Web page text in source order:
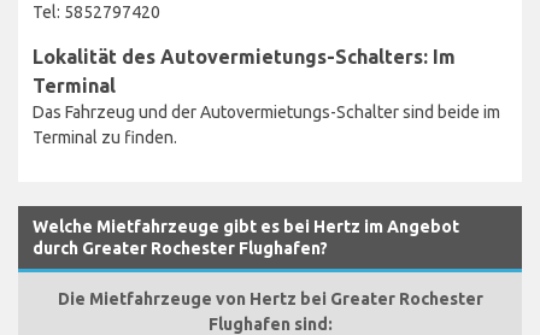
Tel: 5852797420
Lokalität des Autovermietungs-Schalters: Im
Terminal
Das Fahrzeug und der Autovermietungs-Schalter sind beide im
Terminal zu finden.
Welche Mietfahrzeuge gibt es bei Hertz im Angebot
durch Greater Rochester Flughafen?
Die Mietfahrzeuge von Hertz bei Greater Rochester
Flughafen sind: